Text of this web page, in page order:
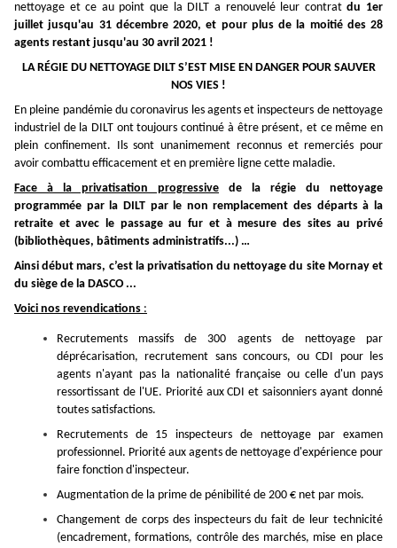
nettoyage et ce au point que la DILT a renouvelé leur contratdu 1er
juillet jusqu'au 31 décembre 2020, et pour plus de la moitié des 28
agents restant jusqu'au 30 avril 2021 !
LA RÉGIE DU NETTOYAGE DILT S’EST MISE EN DANGER POUR SAUVER
NOS VIES !
En pleine pandémie du coronavirus les agents et inspecteurs de nettoyage
industriel de la DILT ont toujours continué à être présent, et ce même en
plein confinement. Ils sont unanimement reconnus et remerciés pour
avoir combattu efficacement et en première ligne cette maladie.
Face à la privatisation progressive de la régie du nettoyage
programmée par la DILT par le non remplacement des départs à la
retraite et avec le passage au fur et à mesure des sites au privé
(bibliothèques, bâtiments administratifs...) …
Ainsi début mars, c’est la privatisation du nettoyage du site Mornay et
du siège de la DASCO ...
Voici nos revendications :
Recrutements massifs de 300 agents de nettoyage par
déprécarisation,recrutement sans concours,ou CDI pour les
agents n'ayant pas la nationalité française ou celle d'un pays
ressortissant de l'UE. Priorité aux CDI et saisonniers ayant donné
toutes satisfactions.
Recrutements de 15 inspecteurs de nettoyage par examen
professionnel. Priorité aux agents de nettoyage d'expérience pour
faire fonction d'inspecteur.
Augmentation de la prime de pénibilité de 200 € net par mois.
Changement de corps des inspecteurs du fait de leur technicité
(encadrement, formations, contrôle des marchés, mise en place